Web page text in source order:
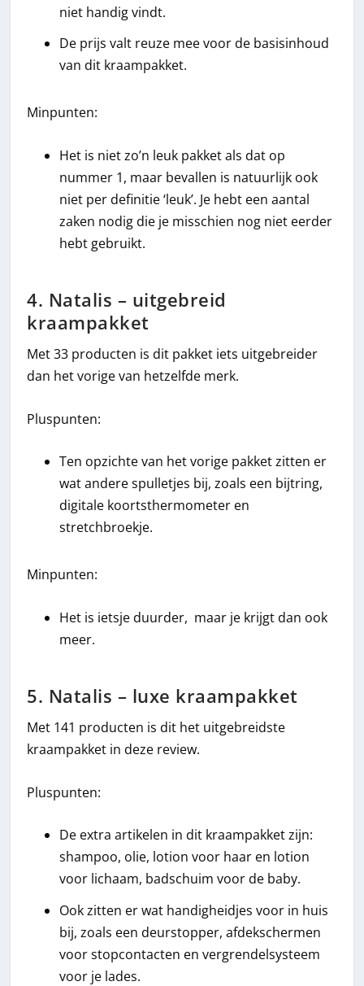
niet handig vindt.
De prijs valt reuze mee voor de basisinhoud
van dit kraampakket.
Minpunten:
Het is niet zo’n leuk pakket als dat op
nummer 1, maar bevallen is natuurlijk ook
niet per definitie ‘leuk’. Je hebt een aantal
zaken nodig die je misschien nog niet eerder
hebt gebruikt.
4. Natalis – uitgebreid
kraampakket
Met 33 producten is dit pakket iets uitgebreider
dan het vorige van hetzelfde merk.
Pluspunten:
Ten opzichte van het vorige pakket zitten er
wat andere spulletjes bij, zoals een bijtring,
digitale koortsthermometer en
stretchbroekje.
Minpunten:
Het is ietsje duurder, maar je krijgt dan ook
meer.
5. Natalis – luxe kraampakket
Met 141 producten is dit het uitgebreidste
kraampakket in deze review.
Pluspunten:
De extra artikelen in dit kraampakket zijn:
shampoo, olie, lotion voor haar en lotion
voor lichaam, badschuim voor de baby.
Ook zitten er wat handigheidjes voor in huis
bij, zoals een deurstopper, afdekschermen
voor stopcontacten en vergrendelsysteem
voor je lades.